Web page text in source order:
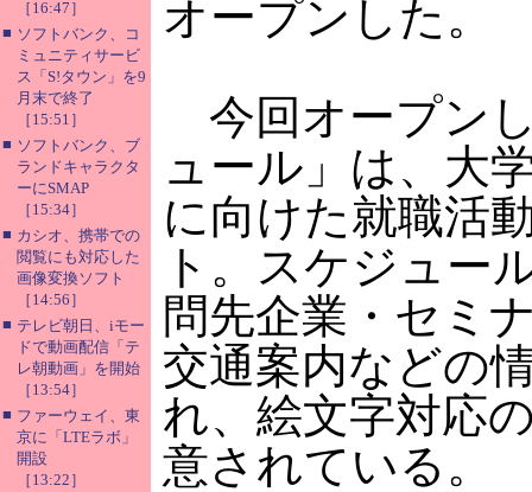
［16:47］
■ ソフトバンク、コ
ミュニティサービ
ス「S!タウン」を9
月末で終了
［15:51］
■ ソフトバンク、ブ
ランドキャラクタ
ーにSMAP
［15:34］
■ カシオ、携帯での
閲覧にも対応した
画像変換ソフト
［14:56］
■ テレビ朝日、iモー
ドで動画配信「テ
レ朝動画」を開始
［13:54］
■ ファーウェイ、東
京に「LTEラボ」
開設
［13:22］
オープンした。
今回オープン
ュール」は、大
に向けた就職活
ト。スケジュー
問先企業・セミ
交通案内などの
れ、絵文字対応
意されている。